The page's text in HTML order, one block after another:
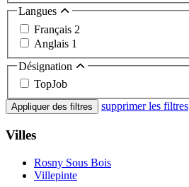
Langues
Français 2
Anglais 1
Désignation
TopJob
Appliquer des filtres supprimer les filtres
Villes
Rosny Sous Bois
Villepinte